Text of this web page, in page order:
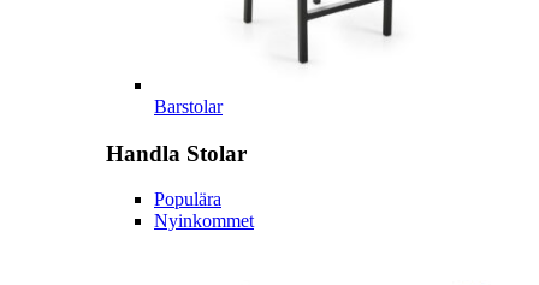
Barstolar
Handla Stolar
Populära
Nyinkommet